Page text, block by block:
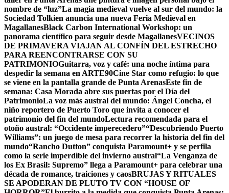
nombre de “luz”La magia medieval vuelve al sur del mundo: la
Sociedad Tolkien anuncia una nueva Feria Medieval en
MagallanesBlack Carbon International Workshop: un
panorama científico para seguir desde MagallanesVECINOS
DE PRIMAVERA VIAJAN AL CONFÍN DEL ESTRECHO
PARA REENCONTRARSE CON SU
PATRIMONIOGuitarra, voz y café: una noche íntima para
despedir la semana en ARTE90Cine Star como refugio: lo que
se viene en la pantalla grande de Punta ArenasEste fin de
semana: Casa Morada abre sus puertas por el Día del
PatrimonioLa voz más austral del mundo: Ángel Concha, el
niño reportero de Puerto Toro que invita a conocer el
patrimonio del fin del mundoLectura recomendada para el
otoño austral: “Occidente imperecedero”“Descubriendo Puerto
Williams”: un juego de mesa para recorrer la historia del fin del
mundo“Rancho Dutton” conquista Paramount+ y se perfila
como la serie imperdible del invierno austral“La Venganza de
los Ex Brasil: Supremo” llega a Paramount+ para celebrar una
década de romance, traiciones y caosBRUJAS Y RITUALES
SE APODERAN DE PLUTO TV CON “HOUSE OF